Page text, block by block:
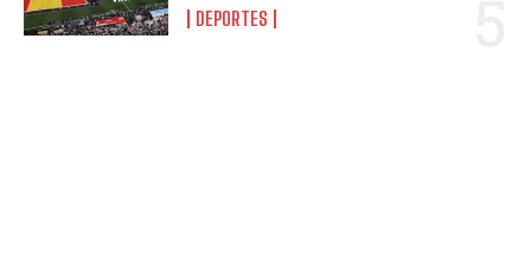
DEPORTES